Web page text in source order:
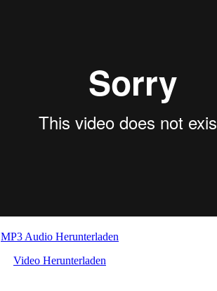
MP3 Audio Herunterladen
Video Herunterladen